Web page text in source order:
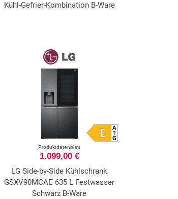
Kühl-Gefrier-Kombination B-Ware
Produktdatenblatt
1.099,00 €
LG Side-by-Side Kühlschrank
GSXV90MCAE 635 L Festwasser
Schwarz B-Ware